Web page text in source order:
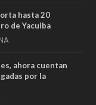
hasta 20
de Yacuiba
ahora cuentan
por la